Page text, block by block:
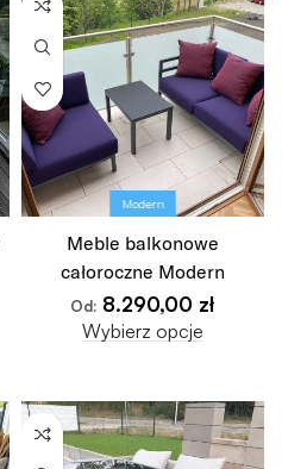
Modern
Meble balkonowe
całoroczne Modern
Od: 8.290,00 zł
Wybierz opcje